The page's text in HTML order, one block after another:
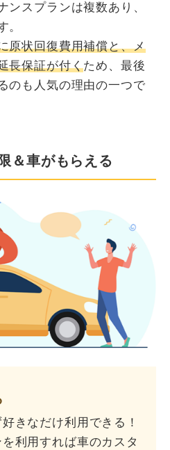
ンスプランは複数あり、
。
原状回復費用補償と、メ
長保証が付くため、最後
のも人気の理由の一つで
＆車がもらえる
きなだけ利用できる！
利用すれば車のカスタ